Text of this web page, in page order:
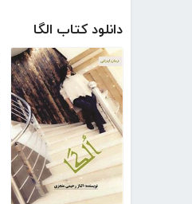
دانلود کتاب الگا